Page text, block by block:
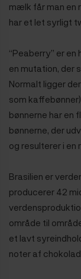
mælk får man en
har et let syrligt
“Peaberry” er
en mutation, der
Normalt ligger
som
bønnerne har en
bønnerne, der
og resulterer i en
Brasilien er
producerer 42
område til
et lavt
noter af